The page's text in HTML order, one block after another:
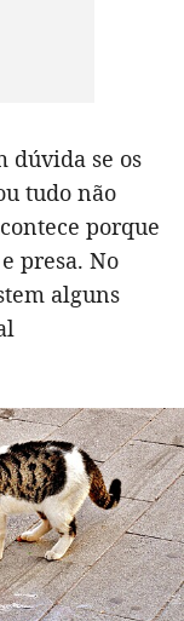
dúvida se os
tudo não
porque
presa. No
alguns